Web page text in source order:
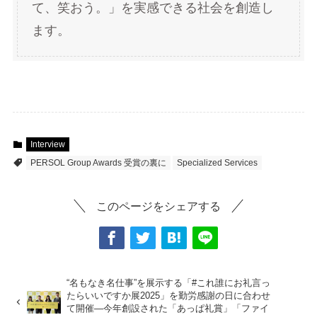
て、笑おう。」を実感できる社会を創造し
ます。
Interview
PERSOL Group Awards 受賞の裏に
Specialized Services
このページをシェアする
“名もなき名仕事”を展示する「#これ誰にお礼言っ
たらいいですか展2025」を勤労感謝の日に合わせ
て開催―今年創設された「あっぱ礼賞」「ファイ